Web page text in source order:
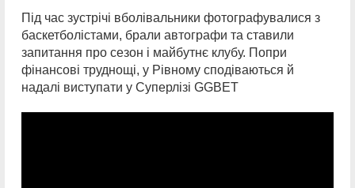
Під час зустрічі вболівальники фотографувалися з
баскетболістами, брали автографи та ставили
запитання про сезон і майбутнє клубу. Попри
фінансові труднощі, у Рівному сподіваються й
надалі виступати у Суперлізі GGBET